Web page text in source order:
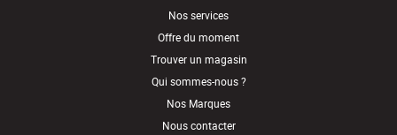
Nos services
Offre du moment
Trouver un magasin
Qui sommes-nous ?
Nos Marques
Nous contacter